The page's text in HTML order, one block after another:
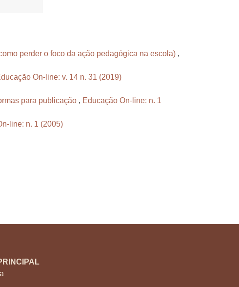
perder o foco da ação pedagógica na escola) ,
On-line: v. 14 n. 31 (2019)
para publicação , Educação On-line: n. 1
line: n. 1 (2005)